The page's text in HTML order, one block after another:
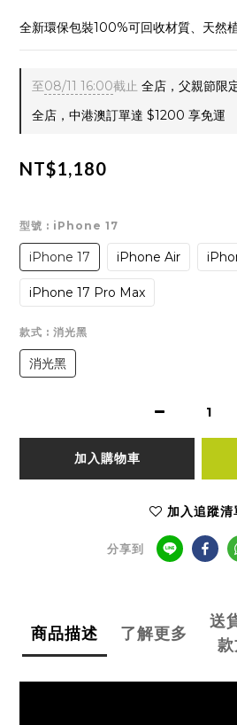
全新環保包裝100%可回收材質、天然
至08/11 16:00截止 全店，父親節限
全店，中港澳訂單達 $1200 享免運
NT$1,180
型號 : iPhone 17
iPhone 17 iPhone Air
iPhone 17 Pro Max
款式 : 消光黑
消光黑
加入購物車
加入追蹤清
分享到
商品描述 了解更多
送